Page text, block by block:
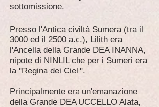
sottomissione.
Presso l'Antica civiltà Sumera (tra il
3000 ed il 2500 a.c.), Lilith era
l'Ancella della Grande DEA INANNA,
nipote di NINLIL che per i Sumeri era
la "Regina dei Cieli".
Principalmente era un'emanazione
della Grande DEA UCCELLO Alata,